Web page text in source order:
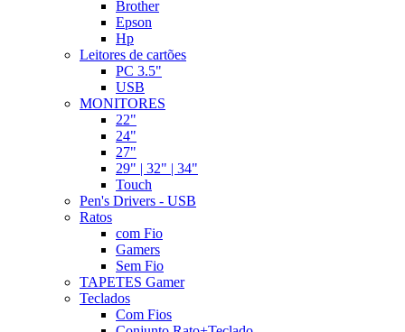
Brother
Epson
Hp
Leitores de cartões
PC 3.5"
USB
MONITORES
22"
24"
27"
29" | 32" | 34"
Touch
Pen's Drivers - USB
Ratos
com Fio
Gamers
Sem Fio
TAPETES Gamer
Teclados
Com Fios